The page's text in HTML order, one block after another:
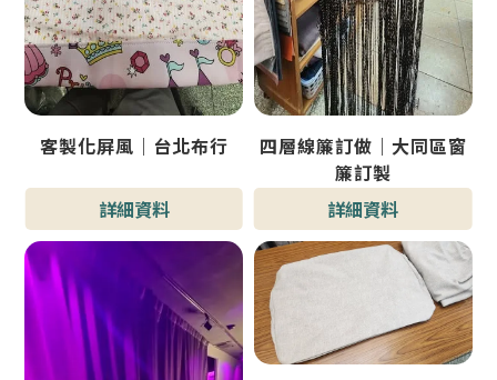
客製化屏風｜台北布行
詳細資料
四層線簾訂做｜大同區窗
簾訂製
詳細資料